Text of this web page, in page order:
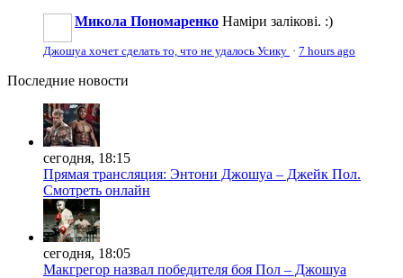
Микола Пономаренко Наміри залікові. :)
Джошуа хочет сделать то, что не удалось Усику · 7 hours ago
Последние новости
сегодня, 18:15
Прямая трансляция: Энтони Джошуа – Джейк Пол.
Смотреть онлайн
сегодня, 18:05
Макгрегор назвал победителя боя Пол – Джошуа